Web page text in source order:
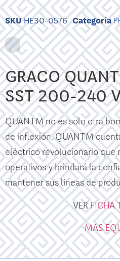
SKUHE30-0576 Categoría
GRACO
SST 200-240
QUANTM no es solo otra
de inflexión. QUANTM
eléctrico revolucionario que
operativos y brindará la
mantener sus líneas de
VERFICHA
MAS